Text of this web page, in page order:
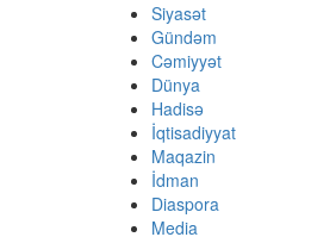
Siyasət
Gündəm
Cəmiyyət
Dünya
Hadisə
İqtisadiyyat
Maqazin
İdman
Diaspora
Media